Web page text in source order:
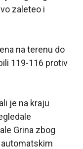
zaleteo i
na terenu do
119-116 protiv
je na kraju
Grina zbog